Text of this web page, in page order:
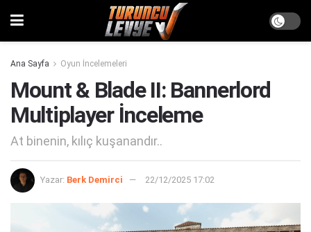
Ana Sayfa Oyun İncelemeleri
Mount & Blade II: Bannerlord
Multiplayer İnceleme
At binenin, kılıç kuşanandır..
Yazar: Berk Demirci 22/12/2025 17:02